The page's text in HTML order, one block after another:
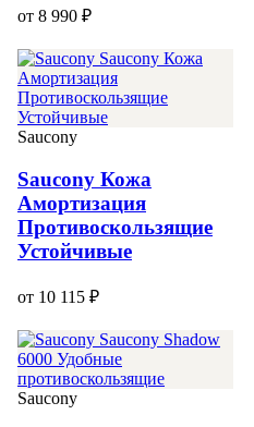
от 8 990 ₽
Saucony
Saucony Кожа
Амортизация
Противоскользящие
Устойчивые
от 10 115 ₽
Saucony